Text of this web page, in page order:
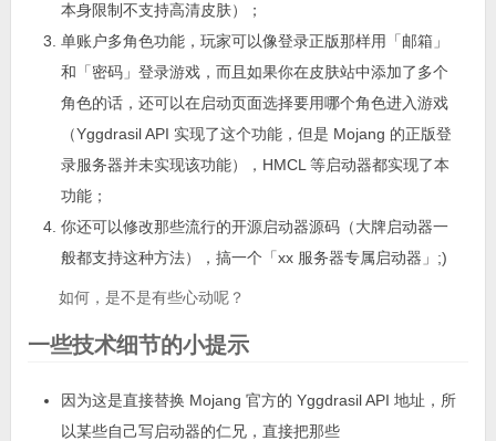
本身限制不支持高清皮肤）；
单账户多角色功能，玩家可以像登录正版那样用「邮箱」
和「密码」登录游戏，而且如果你在皮肤站中添加了多个
角色的话，还可以在启动页面选择要用哪个角色进入游戏
（Yggdrasil API 实现了这个功能，但是 Mojang 的正版登
录服务器并未实现该功能），HMCL 等启动器都实现了本
功能；
你还可以修改那些流行的开源启动器源码（大牌启动器一
般都支持这种方法），搞一个「xx 服务器专属启动器」;)
如何，是不是有些心动呢？
一些技术细节的小提示
因为这是直接替换 Mojang 官方的 Yggdrasil API 地址，所
以某些自己写启动器的仁兄，直接把那些